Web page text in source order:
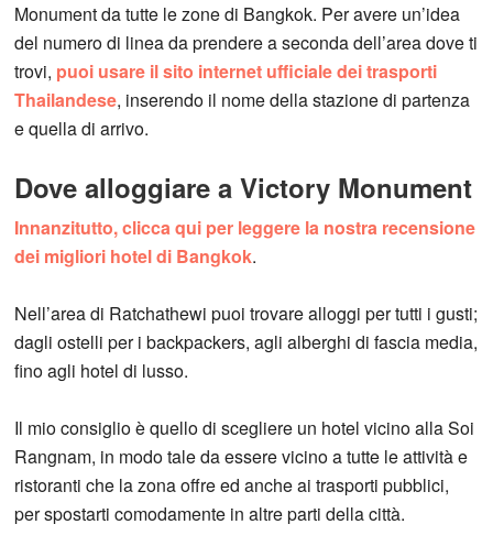
Monument da tutte le zone di Bangkok. Per avere un’idea
del numero di linea da prendere a seconda dell’area dove ti
trovi, puoi usare il sito internet ufficiale dei trasporti
Thailandese, inserendo il nome della stazione di partenza
e quella di arrivo.
Dove alloggiare a Victory Monument
Innanzitutto, clicca qui per leggere la nostra recensione
dei migliori hotel di Bangkok.
Nell’area di Ratchathewi puoi trovare alloggi per tutti i gusti;
dagli ostelli per i backpackers, agli alberghi di fascia media,
fino agli hotel di lusso.
Il mio consiglio è quello di scegliere un hotel vicino alla Soi
Rangnam, in modo tale da essere vicino a tutte le attività e
ristoranti che la zona offre ed anche ai trasporti pubblici,
per spostarti comodamente in altre parti della città.